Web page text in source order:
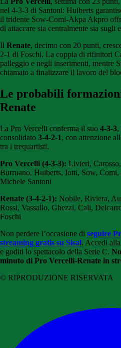
nel 4-3-3 di Santoni: Huiberts
il tridente Sow-Comi-Akpa Akpro
di attaccare sia centralmente sia sugli
Il Renate, decimo con 20 punti,
2-1 di Foschi. La coppia di rifinitori
palleggio e negli inserimenti, mentre
chiamato a finalizzare il lavoro del
Le probabili
Renate
La Pro Vercelli conferma il suo 4-3-3,
consolidato 3-4-2-1, con attenzione
tra i trequartisti.
Pro Vercelli (4-3-3): Livieri,
Burruano, Huiberts, Iotti, Sow,
Michele Santoni
Renate (3-4-2-1): Nobile, Riviera,
Rossi, Vassallo, Ghezzi, Cali,
Foschi
Non perdere l’occasione di seguire
streaming gratis su Sisal. Accedi
e goditi lo spettacolo della Serie C.
minuto di Pro Vercelli-Renate in
© RIPRODUZIONE RISERVATA